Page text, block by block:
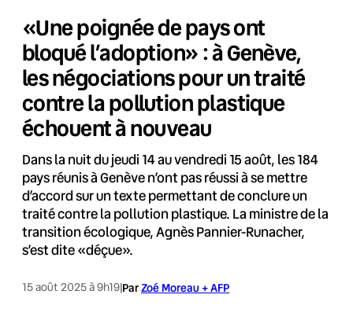
«Une poignée de pays ont
bloqué l’adoption» : à Genève,
les négociations pour un traité
contre la pollution plastique
échouent à nouveau
Dans la nuit du jeudi 14 au vendredi 15 août, les 184
pays réunis à Genève n’ont pas réussi à se mettre
d’accord sur un texte permettant de conclure un
traité contre la pollution plastique. La ministre de la
transition écologique, Agnès Pannier-Runacher,
s’est dite «déçue».
15 août 2025 à 9h19|ParZoé Moreau + AFP